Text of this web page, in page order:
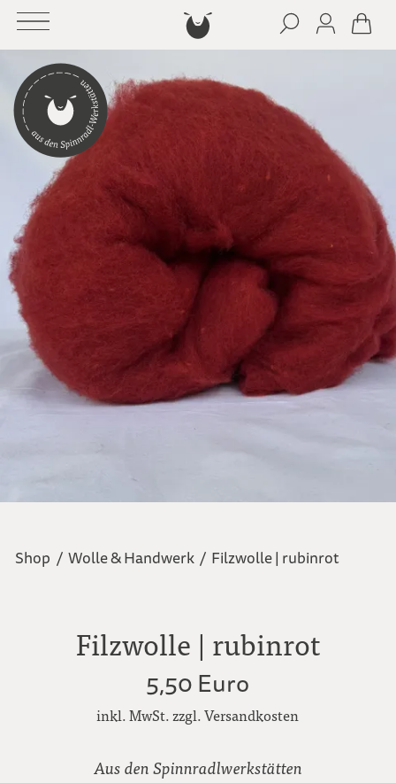
Shop / Wolle & Handwerk / Filzwolle | rubinrot
Filzwolle | rubinrot
5,50 Euro
inkl. MwSt. zzgl. Versandkosten
Aus den Spinnradlwerkstätten